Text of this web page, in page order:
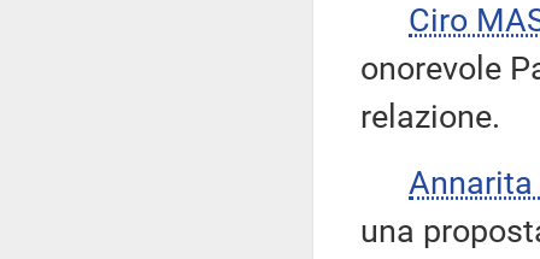
Ciro
onorevole
relazione.
Annarita
una